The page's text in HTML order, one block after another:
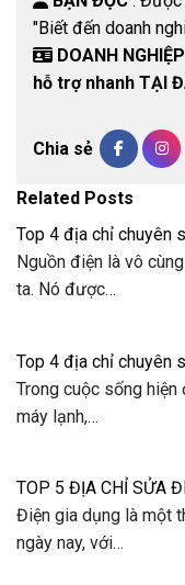
"Biết đến doanh
DOANH NGHIỆP
hỗ trợ nhanh TẠI
Chia sẻ
Related Posts
Top 4 địa chỉ chuyên
Nguồn điện là vô
ta. Nó được…
Top 4 địa chỉ chuyên
Trong cuộc sống
máy lạnh,…
TOP 5 ĐỊA CHỈ SỬA
Điện gia dụng là một
ngày nay, với…